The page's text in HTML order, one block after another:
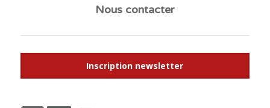
Nous contacter
Inscription newsletter